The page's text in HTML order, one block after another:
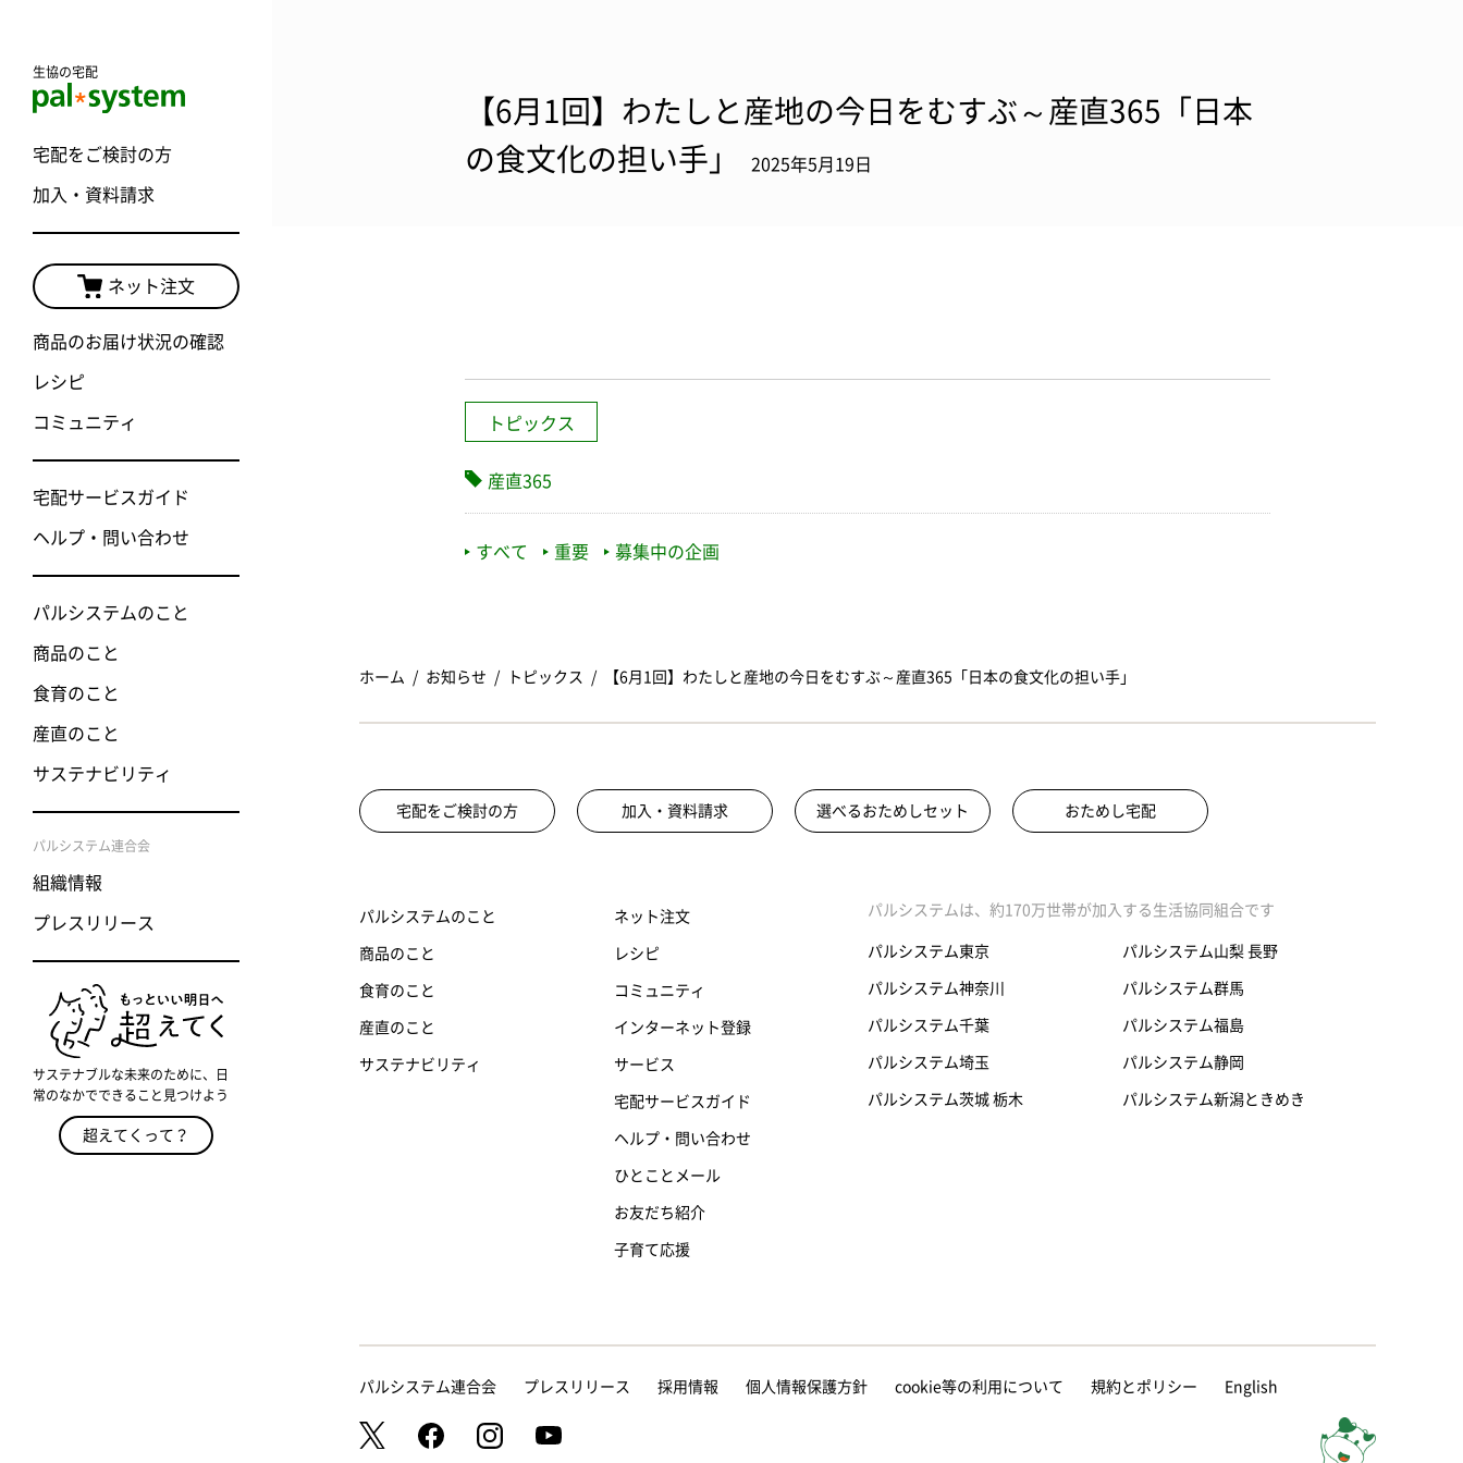
生協の宅配
宅配をご検討の方
加入・資料請求
ネット注文
商品のお届け状況の確認
レシピ
コミュニティ
宅配サービスガイド
ヘルプ・問い合わせ
パルシステムのこと
商品のこと
食育のこと
産直のこと
サステナビリティ
パルシステム連合会
組織情報
プレスリリース
サステナブルな未来のために、日
常のなかでできること見つけよう
超えてくって？
【6月1回】わたしと産地の今日をむすぶ～産直365「日本
の食文化の担い手」
2025年5月19日
トピックス
産直365
すべて 重要 募集中の企画
ホーム お知らせ トピックス 【6月1回】わたしと産地の今日をむすぶ～産直365「日本の食文化の担い手」
宅配をご検討の方 加入・資料請求 選べるおためしセット おためし宅配
パルシステムのこと
商品のこと
食育のこと
産直のこと
サステナビリティ
ネット注文
レシピ
コミュニティ
インターネット登録
サービス
宅配サービスガイド
ヘルプ・問い合わせ
ひとことメール
お友だち紹介
子育て応援
パルシステムは、約170万世帯が加入する生活協同組合です
パルシステム東京
パルシステム神奈川
パルシステム千葉
パルシステム埼玉
パルシステム茨城 栃木
パルシステム山梨 長野
パルシステム群馬
パルシステム福島
パルシステム静岡
パルシステム新潟ときめき
パルシステム連合会 プレスリリース 採用情報 個人情報保護方針 cookie等の利用について 規約とポリシー English